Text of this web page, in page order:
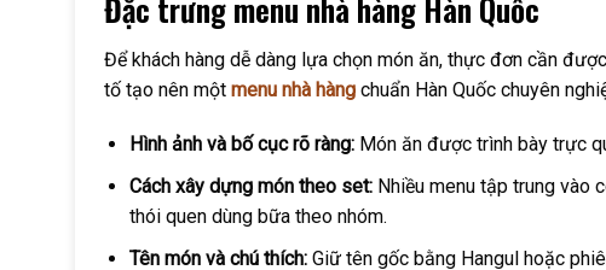
Để khách hàng dễ dàng lựa chọn món ăn, thực đơn cần
tố tạo nên một menu nhà hàng chuẩn Hàn Quốc chuyên
Hình ảnh và bố cục rõ ràng:Món ăn được trình bày trực
Cách xây dựng món theo set:Nhiều menu tập trung vào
thói quen dùng bữa theo nhóm.
Tên món và chú thích:Giữ tên gốc bằng Hangul hoặc